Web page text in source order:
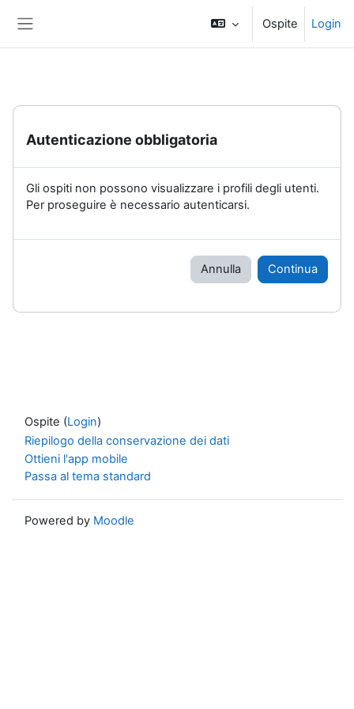
Ospite Login
Autenticazione obbligatoria
Gli ospiti non possono visualizzare i profili degli utenti.
Per proseguire è necessario autenticarsi.
Annulla Continua
Ospite (Login)
Riepilogo della conservazione dei dati
Ottieni l'app mobile
Passa al tema standard
Powered by Moodle